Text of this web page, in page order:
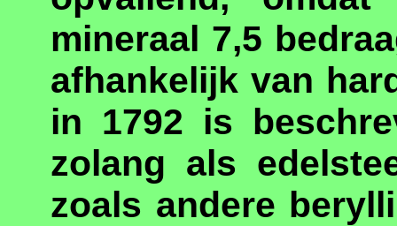
mineraal 7,5
afhankelijk van
in 1792 is
zolang als
zoals andere